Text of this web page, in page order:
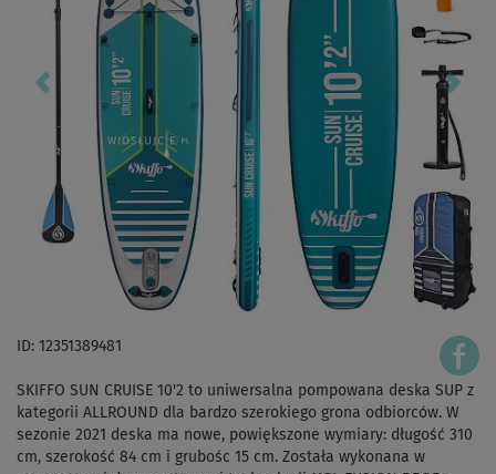
ID: 12351389481
SKIFFO SUN CRUISE 10'2 to uniwersalna pompowana deska SUP z
kategorii ALLROUND dla bardzo szerokiego grona odbiorców. W
sezonie 2021 deska ma nowe, powiększone wymiary: długość 310
cm, szerokość 84 cm i grubośc 15 cm. Została wykonana w